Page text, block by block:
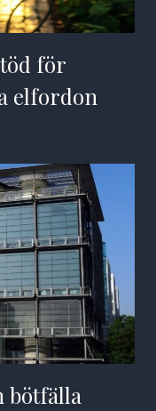
för
elfordon
bötfälla